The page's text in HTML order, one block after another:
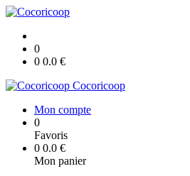
0
0 0.0 €
Cocoricoop
Mon compte
0
Favoris
0 0.0 €
Mon panier